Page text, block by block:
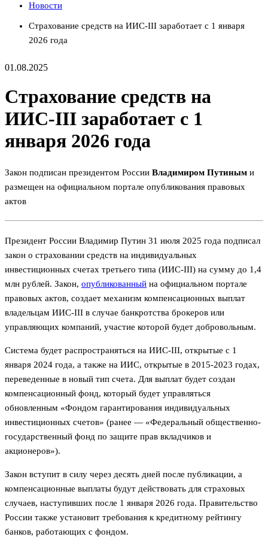
Новости
Страхование средств на ИИС-III заработает с 1 января
2026 года
01.08.2025
Страхование средств на
ИИС-III заработает с 1
января 2026 года
Закон подписан президентом России Владимиром Путиным и
размещен на официальном портале опубликования правовых
актов
Президент России Владимир Путин 31 июля 2025 года подписал
закон о страховании средств на индивидуальных
инвестиционных счетах третьего типа (ИИС-III) на сумму до 1,4
млн рублей. Закон, опубликованный на официальном портале
правовых актов, создает механизм компенсационных выплат
владельцам ИИС-III в случае банкротства брокеров или
управляющих компаний, участие которой будет добровольным.
Система будет распространяться на ИИС-III, открытые с 1
января 2024 года, а также на ИИС, открытые в 2015-2023 годах,
переведенные в новый тип счета. Для выплат будет создан
компенсационный фонд, который будет управляться
обновленным «Фондом гарантирования индивидуальных
инвестиционных счетов» (ранее — «Федеральный общественно-
государственный фонд по защите прав вкладчиков и
акционеров»).
Закон вступит в силу через десять дней после публикации, а
компенсационные выплаты будут действовать для страховых
случаев, наступивших после 1 января 2026 года. Правительство
России также установит требования к кредитному рейтингу
банков, работающих с фондом.